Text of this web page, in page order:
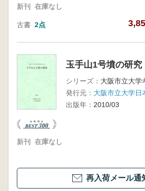
新刊 在庫なし
古書 2点
玉手山1号墳の研究
シリーズ：
発行元： 大阪市立大学日
出版年： 2010/03
新刊 在庫なし
再入荷メール通